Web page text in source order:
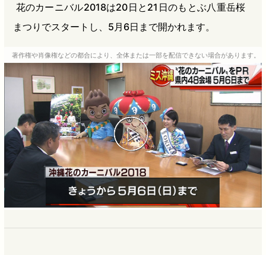
花のカーニバル2018は20日と21日のもとぶ八重岳桜
まつりでスタートし、5月6日まで開かれます。
著作権や肖像権などの都合により、全体または一部を配信できない場合があります。